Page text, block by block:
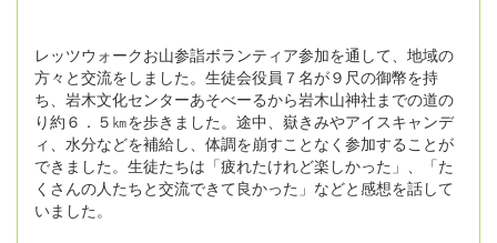
レッツウォークお山参詣ボランティア参加を通して、地域の
方々と交流をしました。生徒会役員７名が９尺の御幣を持
ち、岩木文化センターあそべーるから岩木山神社までの道の
り約６．５㎞を歩きました。途中、嶽きみやアイスキャンデ
ィ、水分などを補給し、体調を崩すことなく参加することが
できました。生徒たちは「疲れたけれど楽しかった」、「た
くさんの人たちと交流できて良かった」などと感想を話して
いました。